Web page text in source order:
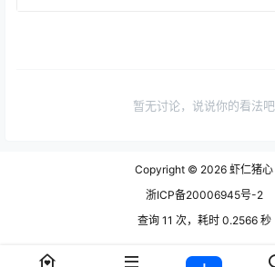
暂无讨论，说说你的看法吧
Copyright © 2026 虾仁猪心
浙ICP备20006945号-2
查询 11 次，耗时 0.2566 秒